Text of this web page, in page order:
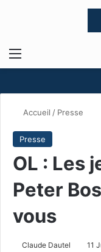
Menu
Accueil / Presse
Presse
OL : Les
Peter
vous
Claude Dautel 11